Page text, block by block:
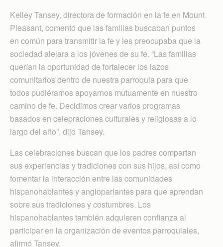
Kelley Tansey, directora de formación en la fe en Mount
Pleasant, comentó que las familias buscaban puntos
en común para transmitir la fe y les preocupaba que la
sociedad alejara a los jóvenes de su fe. “Las familias
querían la oportunidad de fortalecer los lazos
comunitarios dentro de nuestra parroquia para que
todos pudiéramos apoyarnos mutuamente en nuestro
camino de fe. Decidimos crear varios programas
basados en celebraciones culturales y religiosas a lo
largo del año”, dijo Tansey.
Las celebraciones buscan que los padres compartan
sus experiencias y tradiciones con sus hijos, así como
fomentar la interacción entre las comunidades
hispanohablantes y angloparlantes para que aprendan
sobre sus tradiciones y costumbres. Los
hispanohablantes también adquieren confianza al
participar en la organización de eventos parroquiales,
afirmó Tansey.